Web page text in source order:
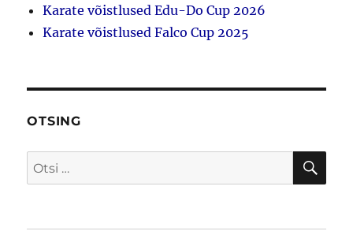
Karate võistlused Edu-Do Cup 2026
Karate võistlused Falco Cup 2025
OTSING
Otsi: